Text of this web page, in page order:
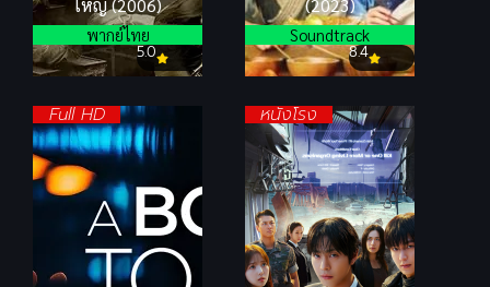
ใหญ่ (2006)
5.0
พากย์ไทย
(2023)
8.4
Soundtrack
Full HD หนังโรง